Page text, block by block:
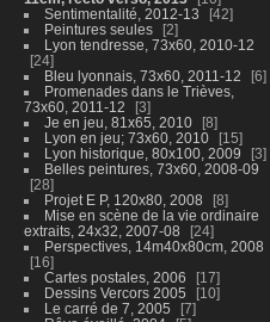
Sentimentalité, 2012-13
42
Peintures seules
2
Lyon tendresse, 73x60, 2010-12
24
Bleu lyonnais, 73x60, 2011-12
6
Promenades dans le Trièves,
73x60, 2011-12
3
Je en jeu, 81x65, 2010
8
Lyon en jeu; 73x60, 2010
15
Lyon historique, 80x100, 2009
3
Belles peintures, 73x60, 2008-09
28
Projet E P, 120x80, 2008
8
Mise en scène de la vie ordinaire
extraits, 24x32, 2007-08
24
Perspectives, 14m40x80cm, 2008
16
Cartes postales, 2006
17
Dessins Vercors 2005
10
Le carré de 7, 2005
7